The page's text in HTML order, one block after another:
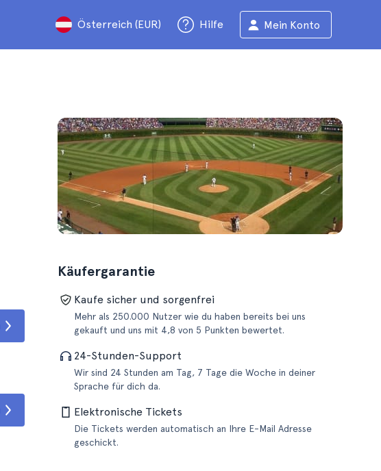
Österreich (EUR) Hilfe Mein Konto
Käufergarantie
Kaufe sicher und sorgenfrei
Mehr als 250.000 Nutzer wie du haben bereits bei uns
gekauft und uns mit 4,8 von 5 Punkten bewertet.
24-Stunden-Support
Wir sind 24 Stunden am Tag, 7 Tage die Woche in deiner
Sprache für dich da.
Elektronische Tickets
Die Tickets werden automatisch an Ihre E-Mail Adresse
geschickt.